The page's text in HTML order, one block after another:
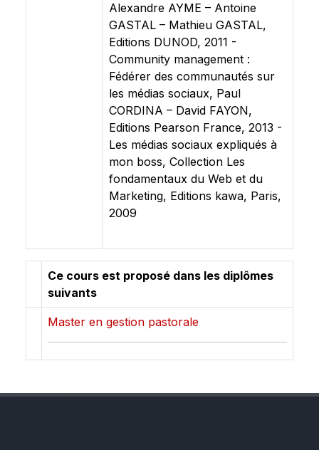
Alexandre AYME – Antoine
GASTAL – Mathieu GASTAL,
Editions DUNOD, 2011 -
Community management :
Fédérer des communautés sur
les médias sociaux, Paul
CORDINA – David FAYON,
Editions Pearson France, 2013 -
Les médias sociaux expliqués à
mon boss, Collection Les
fondamentaux du Web et du
Marketing, Editions kawa, Paris,
2009
Ce cours est proposé dans les diplômes
suivants
Master en gestion pastorale